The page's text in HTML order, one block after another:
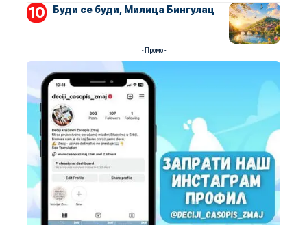
Буди се буди, Милица Бингулац
- Промо -